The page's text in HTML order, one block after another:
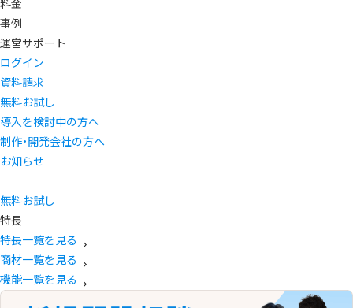
料金
事例
運営サポート
ログイン
資料請求
無料お試し
導入を検討中の方へ
制作・開発会社の方へ
お知らせ
無料お試し
特長
特長一覧を見る
商材一覧を見る
機能一覧を見る